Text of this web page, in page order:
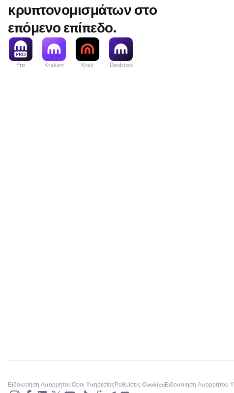
κρυπτονομισμάτων στο
επόμενο επίπεδο.
Pro Kraken Krak Desktop
Ειδοποίηση ΑπορρήτουΌροι ΥπηρεσίαςΡυθμίσεις CookiesΕιδοποίηση Απορρήτου